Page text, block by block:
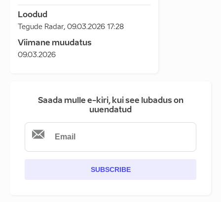
Loodud
Tegude Radar, 09.03.2026 17:28
Viimane muudatus
09.03.2026
Saada mulle e-kiri, kui see lubadus on
uuendatud
SUBSCRIBE